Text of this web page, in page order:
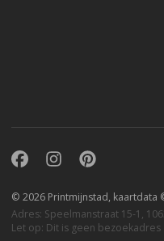
FacebookInstagramPinterest
© 2026 Printmijnstad, kaartdata
Adres: Speelmanstraat 15-1,
Let op: Dit is geen bezoekadres